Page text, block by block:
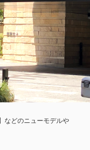
などのニューモデルや